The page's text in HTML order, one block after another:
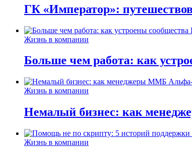
ГК «Император»:
Жизнь в компании
Больше чем работа: как
Жизнь в компании
Немалый бизнес: как
Жизнь в компании